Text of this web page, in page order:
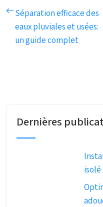
Séparation efficace des
eaux pluviales et usées:
un guide complet
Dernières